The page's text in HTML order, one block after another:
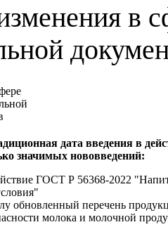
в
дата введения в
значимых нововведений:
ГОСТ Р 56368-2022
обновленный перечень
молока и молочной